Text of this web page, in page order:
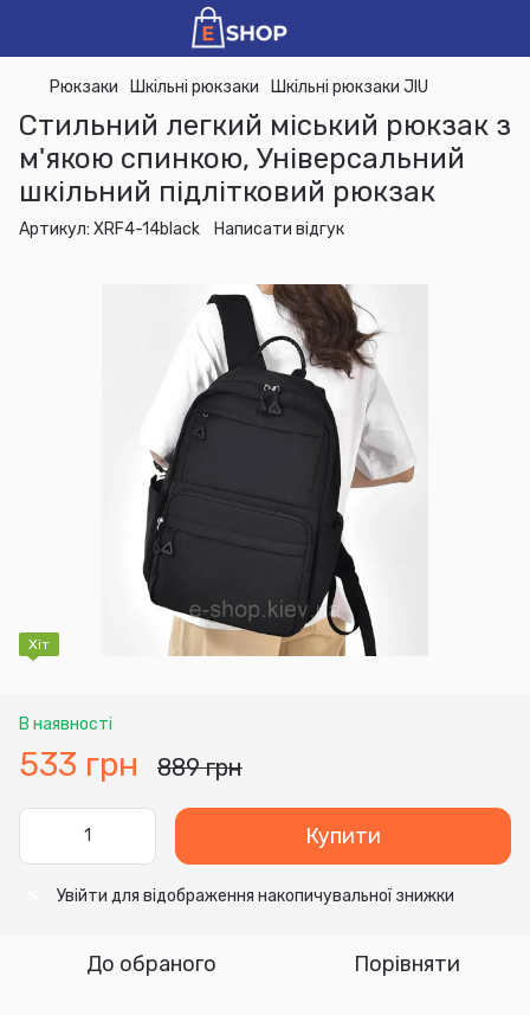
Рюкзаки Шкільні рюкзаки Шкільні рюкзаки JIU
Стильний легкий міський рюкзак з
м'якою спинкою, Універсальний
шкільний підлітковий рюкзак
Артикул: XRF4-14black Написати відгук
Хіт
В наявності
533 грн 889 грн
Купити
Увійти для відображення накопичувальної знижки
До обраного Порівняти